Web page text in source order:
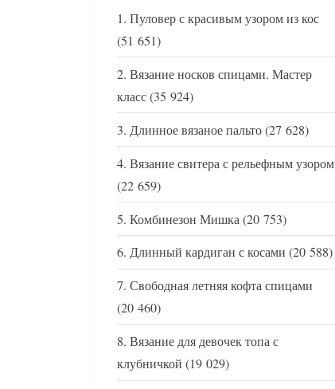
Пуловер с красивым узором из кос
(51 651)
Вязание носков спицами. Мастер
класс(35 924)
Длинное вязаное пальто(27 628)
Вязание свитера с рельефным узором
(22 659)
Комбинезон Мишка(20 753)
Длинный кардиган с косами (20 588)
Свободная летняя кофта спицами
(20 460)
Вязание для девочек топа с
клубничкой (19 029)